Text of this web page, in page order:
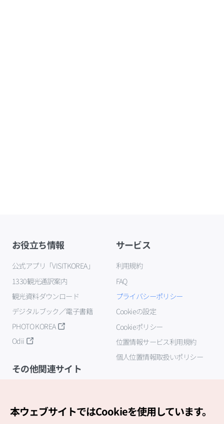
お役立ち情報
公式アプリ「VISITKOREA」
1330観光通訳案内
観光資料ダウンロード
デジタルブック／電子書籍
PHOTO KOREA
Odii
サービス
利用規約
FAQ
プライバシーポリシー
Cookieの設定
Cookieポリシー
位置情報サービス利用規約
個人位置情報取扱いポリシー
その他関連サイト
本ウェブサイトではCookieを使用しています。